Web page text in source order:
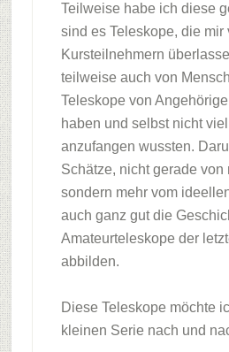
Teilweise habe ich diese
sind es Teleskope, die mir
Kursteilnehmern
teilweise auch von
Teleskope von
haben und selbst nicht
anzufangen wussten.
Schätze, nicht gerade von
sondern mehr vom
auch ganz gut die
Amateurteleskope der
abbilden.
Diese Teleskope möchte
kleinen Serie nach und